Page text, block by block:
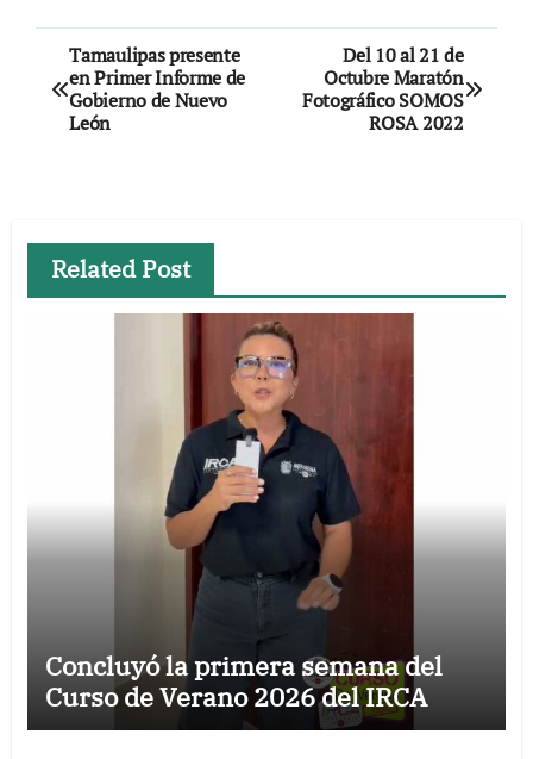
Navegación
de
entradas
Tamaulipas presente
en Primer Informe de
Gobierno de Nuevo
León
Del 10 al 21 de
Octubre Maratón
Fotográfico SOMOS
ROSA 2022
Related Post
Concluyó la primera semana del
Curso de Verano 2026 del IRCA